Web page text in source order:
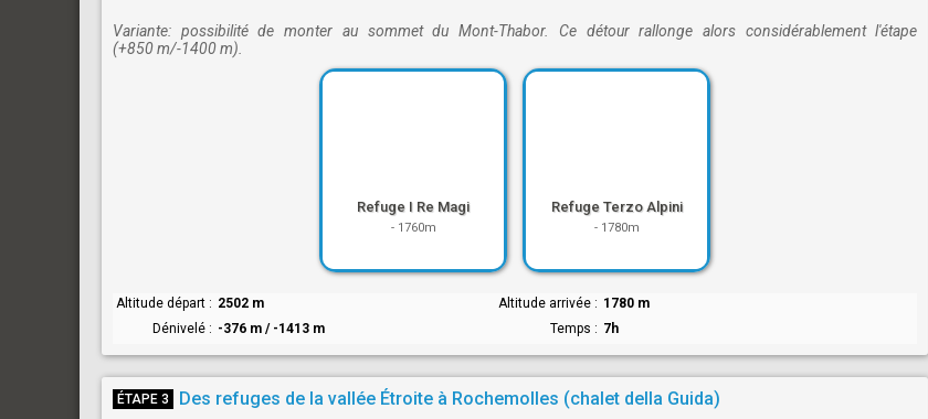
Variante: possibilité de monter au sommet du Mont-Thabor. Ce détour rallonge alors considérablement l'étape
(+850 m/-1400 m).
Refuge I Re Magi
- 1760m
Refuge Terzo Alpini
- 1780m
Altitude départ 2502 m Altitude arrivée
1780 m
Dénivelé
-376 m / -1413 m Temps 7h
ÉTAPE 3 Des refuges de la vallée Étroite à Rochemolles (chalet della Guida)